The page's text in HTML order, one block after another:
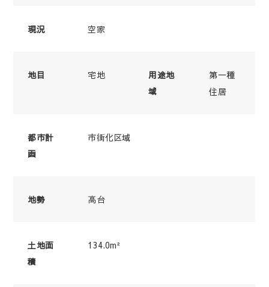
現況 空家
地目 宅地
用途地
域
第一種
住居
都市計
画
市街化区域
地勢 高台
土地面
積
134.0m²